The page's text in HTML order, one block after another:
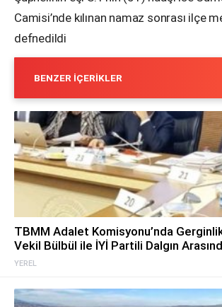
Camisi’nde kılınan namaz sonrası ilçe
defnedildi
BENZER İÇERIKLER
YEREL
TBMM Adalet Komisyonu’nda
Vekil Bülbül ile İYİ Partili Dalgın